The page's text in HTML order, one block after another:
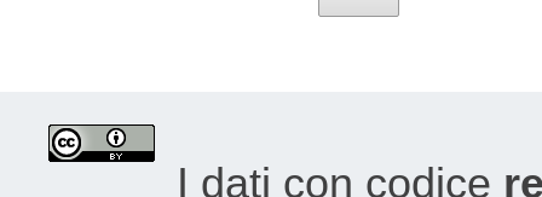
I dati con codice